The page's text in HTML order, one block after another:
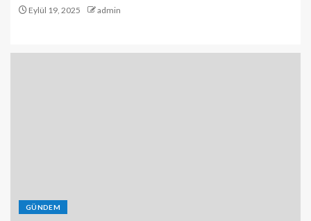
Eylül 19, 2025 admin
GÜNDEM